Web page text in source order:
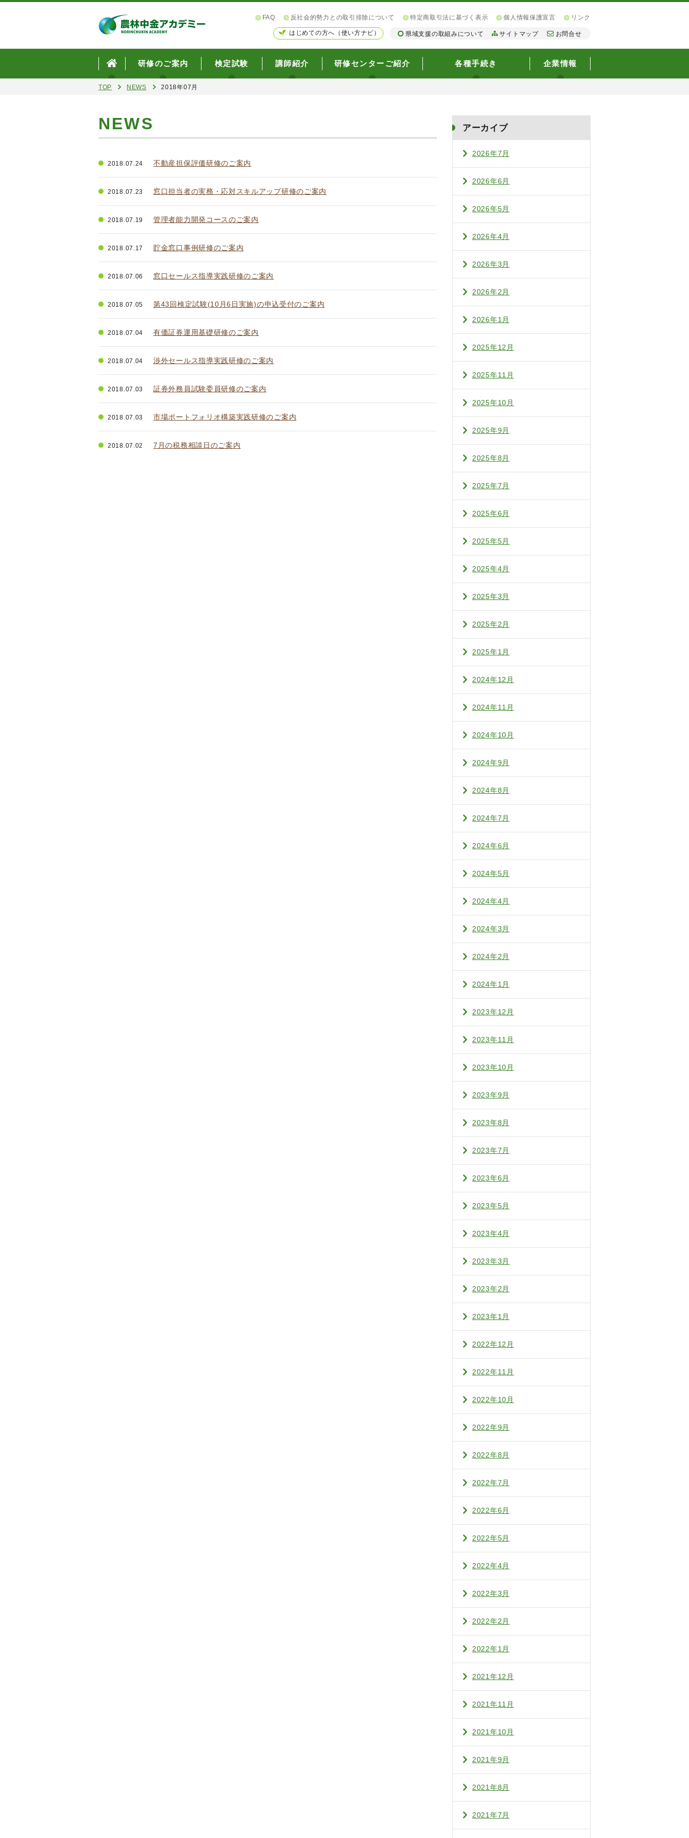
FAQ 反社会的勢力との取引排除について 特定商取引法に基づく表示 個人情報保護宣言 リンク
はじめての方へ（使い方ナビ） 県域支援の取組みについて サイトマップ お問合せ
研修のご案内 検定試験 講師紹介 研修センターご紹介 各種手続き 企業情報
TOP NEWS 2018年07月
NEWS
2018.07.24 不動産担保評価研修のご案内
2018.07.23 窓口担当者の実務・応対スキルアップ研修のご案内
2018.07.19 管理者能力開発コースのご案内
2018.07.17 貯金窓口事例研修のご案内
2018.07.06 窓口セールス指導実践研修のご案内
2018.07.05 第43回検定試験(10月6日実施)の申込受付のご案内
2018.07.04 有価証券運用基礎研修のご案内
2018.07.04 渉外セールス指導実践研修のご案内
2018.07.03 証券外務員試験委員研修のご案内
2018.07.03 市場ポートフォリオ構築実践研修のご案内
2018.07.02 7月の税務相談日のご案内
アーカイブ
2026年7月
2026年6月
2026年5月
2026年4月
2026年3月
2026年2月
2026年1月
2025年12月
2025年11月
2025年10月
2025年9月
2025年8月
2025年7月
2025年6月
2025年5月
2025年4月
2025年3月
2025年2月
2025年1月
2024年12月
2024年11月
2024年10月
2024年9月
2024年8月
2024年7月
2024年6月
2024年5月
2024年4月
2024年3月
2024年2月
2024年1月
2023年12月
2023年11月
2023年10月
2023年9月
2023年8月
2023年7月
2023年6月
2023年5月
2023年4月
2023年3月
2023年2月
2023年1月
2022年12月
2022年11月
2022年10月
2022年9月
2022年8月
2022年7月
2022年6月
2022年5月
2022年4月
2022年3月
2022年2月
2022年1月
2021年12月
2021年11月
2021年10月
2021年9月
2021年8月
2021年7月